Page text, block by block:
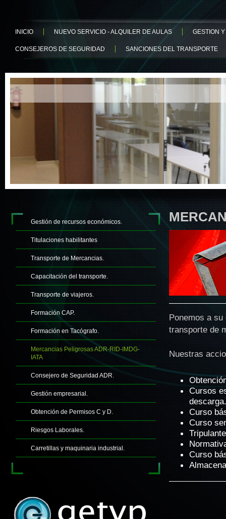
INICIO NUEVO SERVICIO - ALQUILER DE AULAS GESTION
CONSEJEROS DE SEGURIDAD SANCIONES DEL TRANSPORTE
Gestión de recursos económicos.
Titulaciones habilitantes
Transporte de Mercancias.
Capacitación del transporte.
Transporte de viajeros.
Formación CAP.
Formación en Tacógrafo.
Mercancias Peligrosas ADR-RID-IMDG-
IATA
Consejero de Seguridad ADR.
Gestión empresarial.
Obtención de Permisos C y D.
Riesgos Laborales.
Carretillas y maquinaria industrial.
Ponemos a
transporte de
Nuestras
Cursos
descarga.
Curso
Curso
Curso